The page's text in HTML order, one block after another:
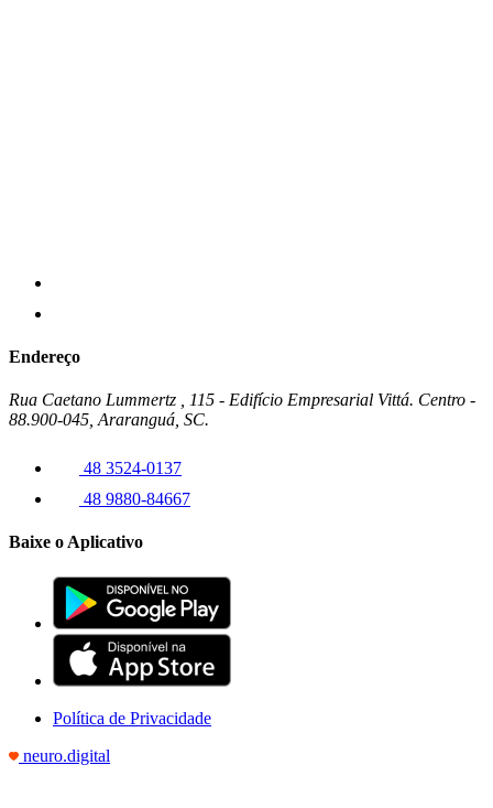
Endereço
Rua Caetano Lummertz , 115 - Edifício Empresarial Vittá. Centro -
88.900-045, Araranguá, SC.
48 3524-0137
48 9880-84667
Baixe o Aplicativo
Política de Privacidade
neuro.digital